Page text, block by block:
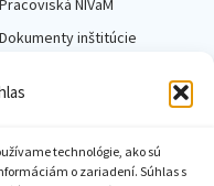
technológie, ako sú
o zariadení. Súhlas s
Pracoviská NIVaM
Dokumenty inštitúcie